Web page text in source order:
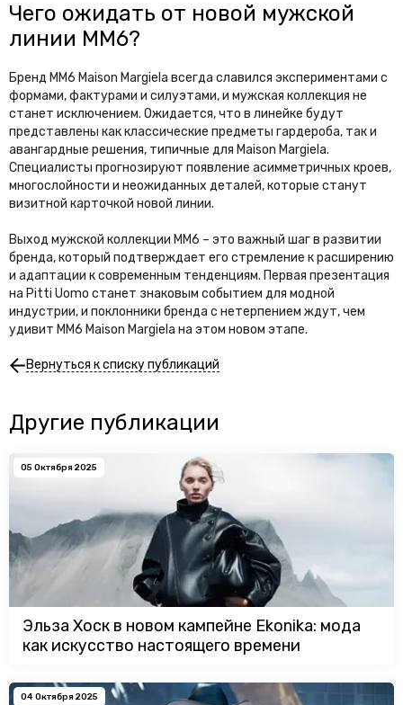
Чего ожидать от новой мужской
линии MM6?
Бренд MM6 Maison Margiela всегда славился экспериментами с
формами, фактурами и силуэтами, и мужская коллекция не
станет исключением. Ожидается, что в линейке будут
представлены как классические предметы гардероба, так и
авангардные решения, типичные для Maison Margiela.
Специалисты прогнозируют появление асимметричных кроев,
многослойности и неожиданных деталей, которые станут
визитной карточкой новой линии.
Выход мужской коллекции MM6 – это важный шаг в развитии
бренда, который подтверждает его стремление к расширению
и адаптации к современным тенденциям. Первая презентация
на Pitti Uomo станет знаковым событием для модной
индустрии, и поклонники бренда с нетерпением ждут, чем
удивит MM6 Maison Margiela на этом новом этапе.
Вернуться к списку публикаций
Другие публикации
05 Октября 2025
Эльза Хоск в новом кампейне Ekonika: мода
как искусство настоящего времени
04 Октября 2025